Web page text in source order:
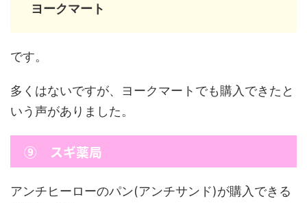
ヨークマート
です。
多くはないですが、ヨークマートでも購入できたと
いう声がありました。
⑨ スギ薬局
アンチヒーローのパン(アンチサンド)が購入できる